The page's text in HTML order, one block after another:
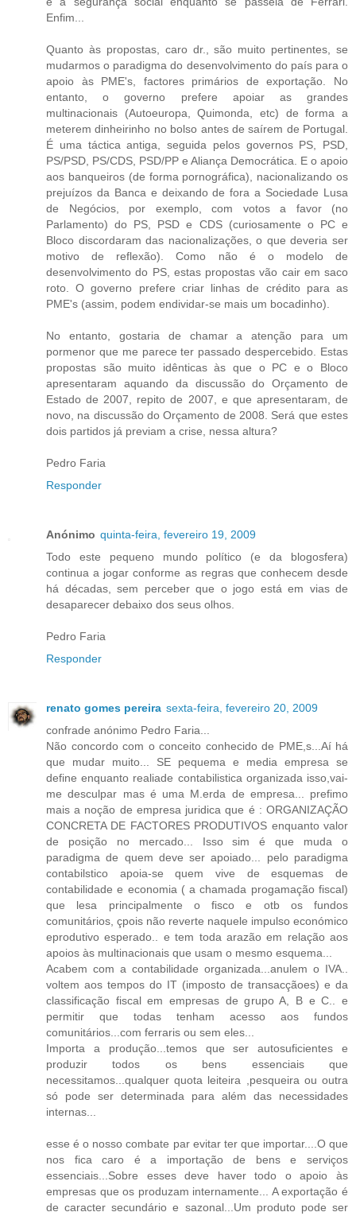
Enfim...
Quanto às propostas, caro dr., são muito pertinentes, se
mudarmos o paradigma do desenvolvimento do país para o
apoio às PME's, factores primários de exportação. No
entanto, o governo prefere apoiar as grandes
multinacionais (Autoeuropa, Quimonda, etc) de forma a
meterem dinheirinho no bolso antes de saírem de Portugal.
É uma táctica antiga, seguida pelos governos PS, PSD,
PS/PSD, PS/CDS, PSD/PP e Aliança Democrática. E o apoio
aos banqueiros (de forma pornográfica), nacionalizando os
prejuízos da Banca e deixando de fora a Sociedade Lusa
de Negócios, por exemplo, com votos a favor (no
Parlamento) do PS, PSD e CDS (curiosamente o PC e
Bloco discordaram das nacionalizações, o que deveria ser
motivo de reflexão). Como não é o modelo de
desenvolvimento do PS, estas propostas vão cair em saco
roto. O governo prefere criar linhas de crédito para as
PME's (assim, podem endividar-se mais um bocadinho).
No entanto, gostaria de chamar a atenção para um
pormenor que me parece ter passado despercebido. Estas
propostas são muito idênticas às que o PC e o Bloco
apresentaram aquando da discussão do Orçamento de
Estado de 2007, repito de 2007, e que apresentaram, de
novo, na discussão do Orçamento de 2008. Será que estes
dois partidos já previam a crise, nessa altura?
Pedro Faria
Responder
Anónimo quinta-feira, fevereiro 19, 2009
Todo este pequeno mundo político (e da blogosfera)
continua a jogar conforme as regras que conhecem desde
há décadas, sem perceber que o jogo está em vias de
desaparecer debaixo dos seus olhos.
Pedro Faria
Responder
renato gomes pereira sexta-feira, fevereiro 20, 2009
confrade anónimo Pedro Faria...
Não concordo com o conceito conhecido de PME,s...Aí há
que mudar muito... SE pequema e media empresa se
define enquanto realiade contabilistica organizada isso,vai-
me desculpar mas é uma M.erda de empresa... prefimo
mais a noção de empresa juridica que é : ORGANIZAÇÃO
CONCRETA DE FACTORES PRODUTIVOS enquanto valor
de posição no mercado... Isso sim é que muda o
paradigma de quem deve ser apoiado... pelo paradigma
contabilstico apoia-se quem vive de esquemas de
contabilidade e economia ( a chamada progamação fiscal)
que lesa principalmente o fisco e otb os fundos
comunitários, çpois não reverte naquele impulso económico
eprodutivo esperado.. e tem toda arazão em relação aos
apoios às multinacionais que usam o mesmo esquema...
Acabem com a contabilidade organizada...anulem o IVA..
voltem aos tempos do IT (imposto de transacçãoes) e da
classificação fiscal em empresas de grupo A, B e C.. e
permitir que todas tenham acesso aos fundos
comunitários...com ferraris ou sem eles...
Importa a produção...temos que ser autosuficientes e
produzir todos os bens essenciais que
necessitamos...qualquer quota leiteira ,pesqueira ou outra
só pode ser determinada para além das necessidades
internas...
esse é o nosso combate par evitar ter que importar....O que
nos fica caro é a importação de bens e serviços
essenciais...Sobre esses deve haver todo o apoio às
empresas que os produzam internamente... A exportação é
de caracter secundário e sazonal...Um produto pode ser